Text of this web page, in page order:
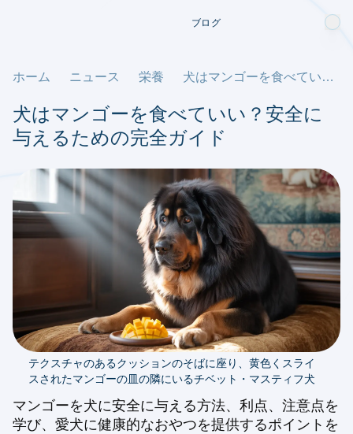
ブログ
ホーム ニュース 栄養 犬はマンゴーを食べていい？安全に与えるための完全ガイド
犬はマンゴーを食べていい？安全に
与えるための完全ガイド
テクスチャのあるクッションのそばに座り、黄色くスライ
スされたマンゴーの皿の隣にいるチベット・マスティフ犬
マンゴーを犬に安全に与える方法、利点、注意点を
学び、愛犬に健康的なおやつを提供するポイントを